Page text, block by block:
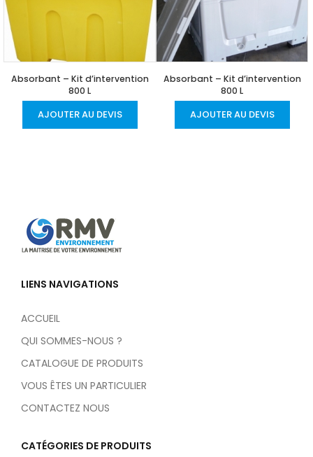
Absorbant – Kit d’intervention
800 L
AJOUTER AU DEVIS
Absorbant – Kit d’intervention
800 L
AJOUTER AU DEVIS
LIENS NAVIGATIONS
ACCUEIL
QUI SOMMES-NOUS ?
CATALOGUE DE PRODUITS
VOUS ÊTES UN PARTICULIER
CONTACTEZ NOUS
CATÉGORIES DE PRODUITS